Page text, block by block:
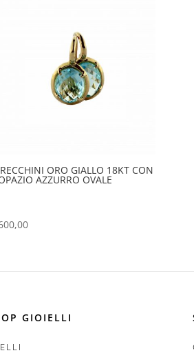
ORO GIALLO 18KT CON
AZZURRO OVALE
GIOIELLI